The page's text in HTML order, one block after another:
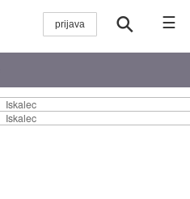
☰
Iskalec
Iskalec